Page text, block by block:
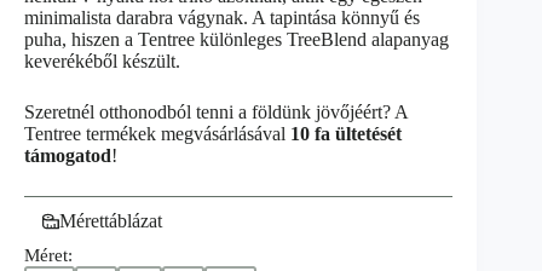
minimalista darabra vágynak. A tapintása könnyű és
puha, hiszen a Tentree különleges TreeBlend alapanyag
keverékéből készült.
Szeretnél otthonodból tenni a földünk jövőjéért? A
Tentree termékek megvásárlásával 10 fa ültetését
támogatod!
Mérettáblázat
Méret: